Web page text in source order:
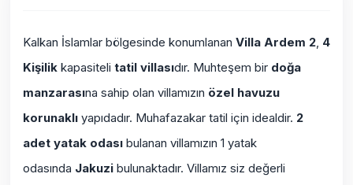
Kalkan İslamlar bölgesinde konumlanan Villa Ardem 2, 4
Kişilik kapasiteli tatil villasıdır. Muhteşem bir doğa
manzarasına sahip olan villamızın özel havuzu
korunaklı yapıdadır. Muhafazakar tatil için idealdir. 2
adet yatak odası bulanan villamızın 1 yatak
odasında Jakuzi bulunaktadır. Villamız siz değerli